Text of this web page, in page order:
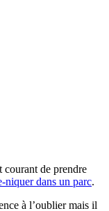
de prendre
niquer dans un parc.
à l’oublier mais il